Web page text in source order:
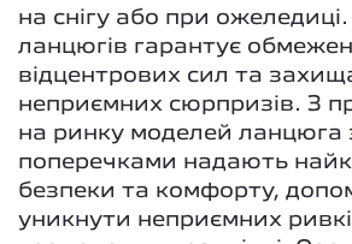
на снігу або при ожеледиці.
ланцюгів гарантує
відцентрових сил та
неприємних сюрпризів. З
на ринку моделей ланцюга
поперечками надають
безпеки та комфорту,
уникнути неприємних